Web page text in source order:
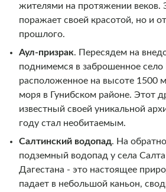
жителями на протяжении веков.
поражает своей красотой, но и
прошлого.
Аул-призрак. Пересядем на
поднимемся в заброшенное село
расположенное на высоте 1500
моря в Гунибском районе. Этот
известный своей уникальной
году стал необитаемым.
Салтинский водопад. На
подземный водопад у села
Дагестана - это настоящее
падает в небольшой каньон,